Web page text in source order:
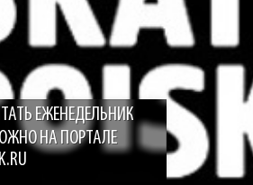
ЕЖЕНЕДЕЛЬНИК
НА ПОРТАЛЕ